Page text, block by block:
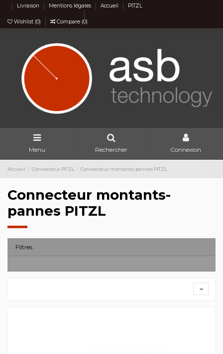
Livraison Mentions légales Accueil PITZL
Wishlist (0) Compare (0)
Menu Rechercher Connexion
Accueil Connecteur PITZL Connecteur montants-pannes PITZL
Connecteur montants-
pannes PITZL
Filtres